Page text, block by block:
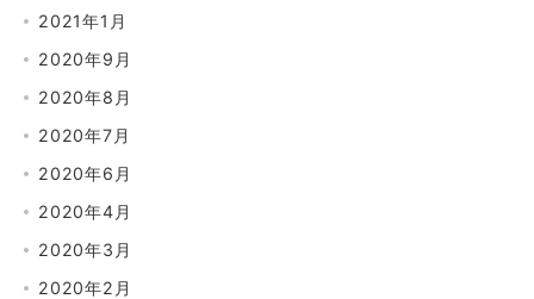
2021年1月
2020年9月
2020年8月
2020年7月
2020年6月
2020年4月
2020年3月
2020年2月